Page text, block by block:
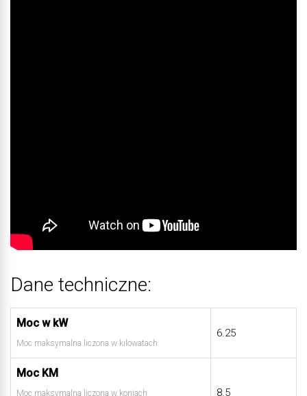
Dane techniczne:
Moc w kW
Moc maksymalna liczona w kilowatach
6.25
Moc KM
Moc maksymalna liczona w koniach 8.5